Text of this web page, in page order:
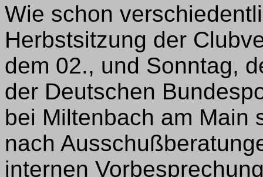
Wie schon
Herbstsitzung der
dem 02., und Sonntag,
der Deutschen
bei Miltenbach am Main
nach
internen